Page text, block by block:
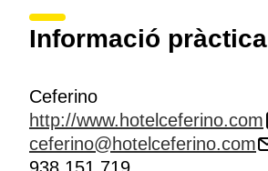
Informació pràctica
Ceferino
http://www.hotelceferino.com
ceferino@hotelceferino.com